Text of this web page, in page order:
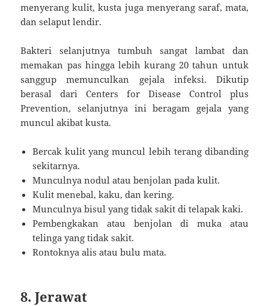
menyerang kulit, kusta juga menyerang saraf, mata,
dan selaput lendir.
Bakteri selanjutnya tumbuh sangat lambat dan
memakan pas hingga lebih kurang 20 tahun untuk
sanggup memunculkan gejala infeksi. Dikutip
berasal dari Centers for Disease Control plus
Prevention, selanjutnya ini beragam gejala yang
muncul akibat kusta.
Bercak kulit yang muncul lebih terang dibanding
sekitarnya.
Munculnya nodul atau benjolan pada kulit.
Kulit menebal, kaku, dan kering.
Munculnya bisul yang tidak sakit di telapak kaki.
Pembengkakan atau benjolan di muka atau
telinga yang tidak sakit.
Rontoknya alis atau bulu mata.
8. Jerawat